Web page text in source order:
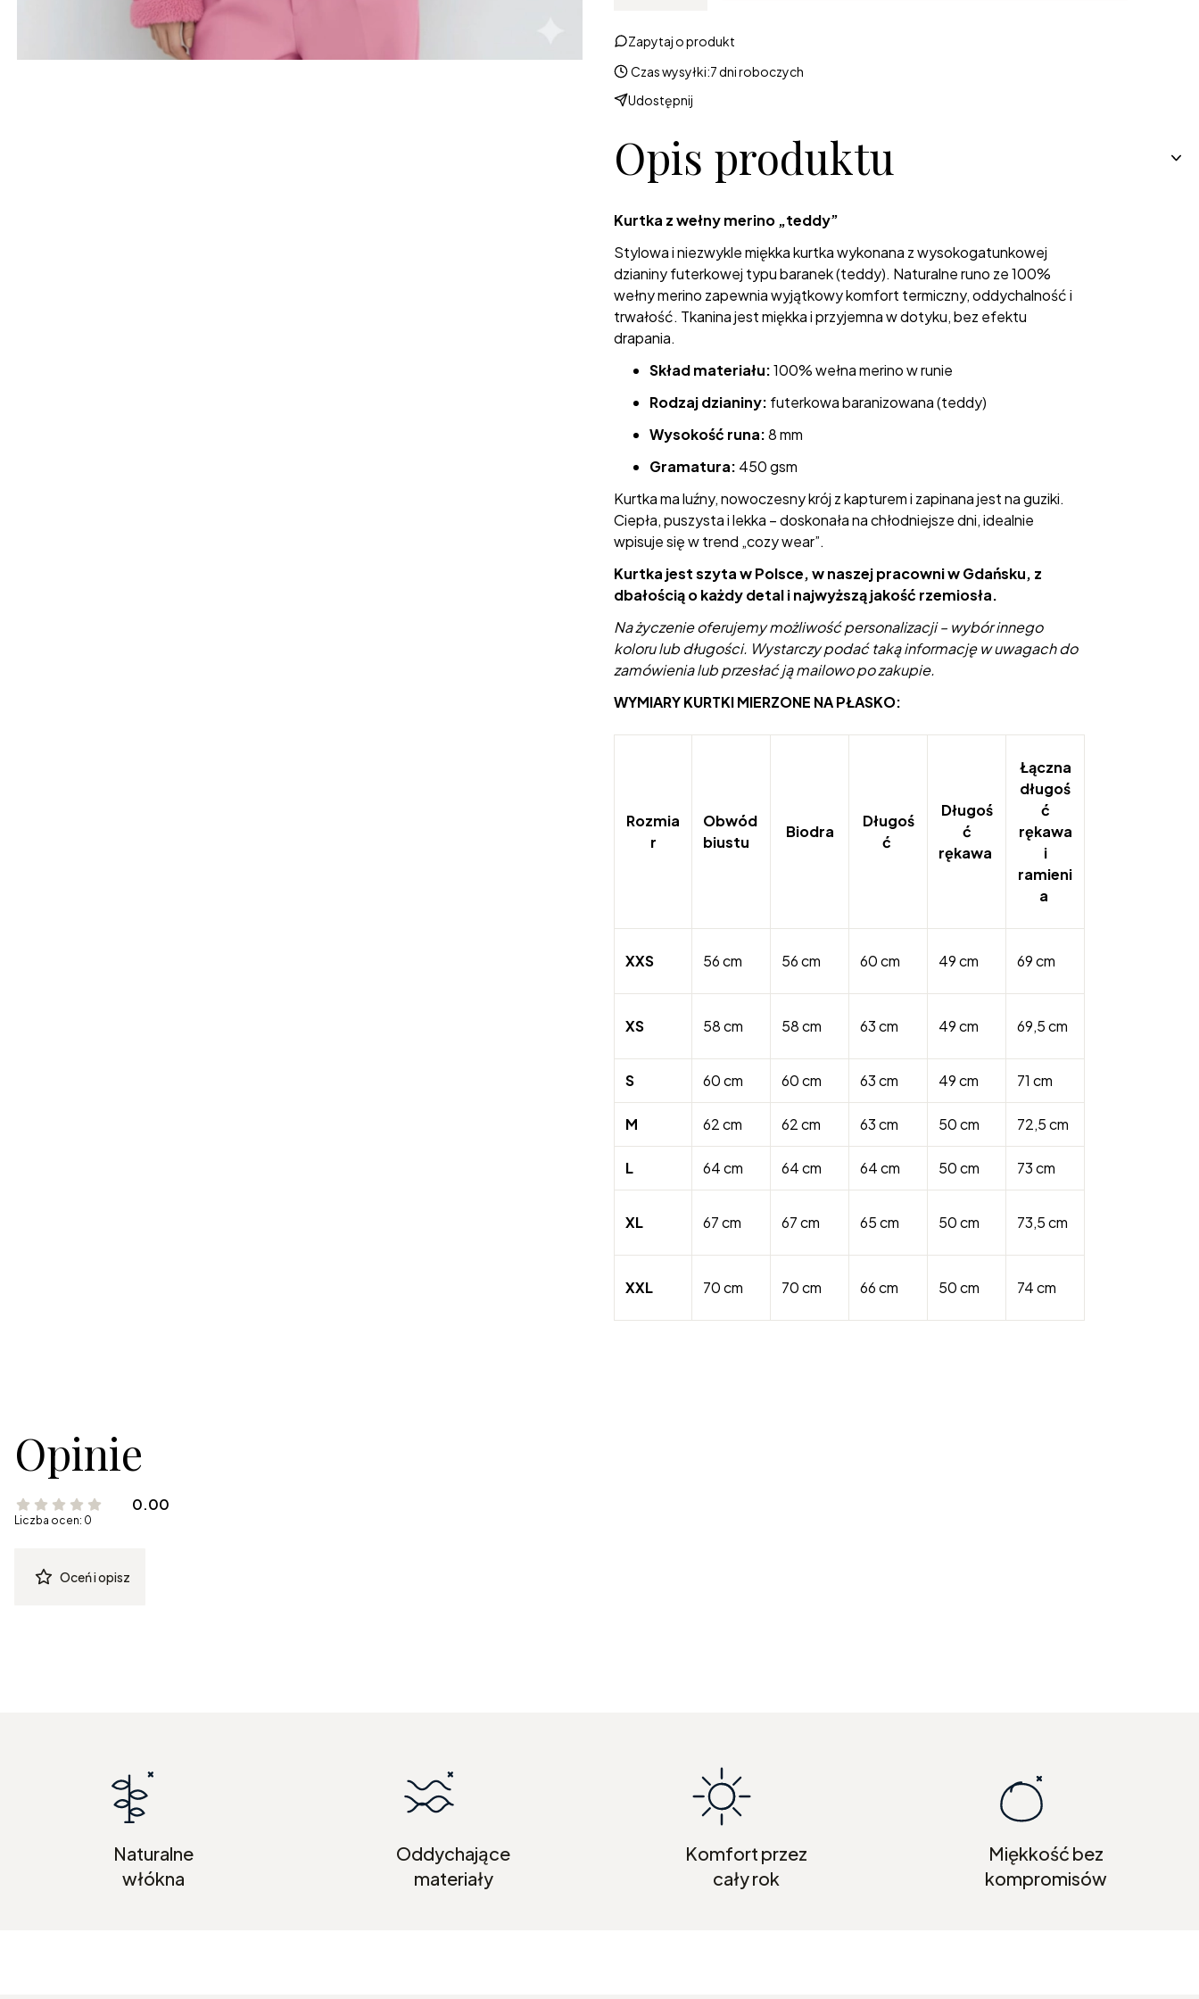
Zapytaj o produkt
Czas wysyłki:7 dni roboczych
Udostępnij
Opis produktu
Kurtka z wełny merino „teddy”
Stylowa i niezwykle miękka kurtka wykonana z wysokogatunkowej
dzianiny futerkowej typu baranek (teddy). Naturalne runo ze 100%
wełny merino zapewnia wyjątkowy komfort termiczny, oddychalność i
trwałość. Tkanina jest miękka i przyjemna w dotyku, bez efektu
drapania.
Skład materiału:100% wełna merino w runie
Rodzaj dzianiny: futerkowa baranizowana (teddy)
Wysokość runa:8 mm
Gramatura: 450 gsm
Kurtka ma luźny, nowoczesny krój z kapturem i zapinana jest na guziki.
Ciepła, puszysta i lekka – doskonała na chłodniejsze dni, idealnie
wpisuje się w trend „cozy wear”.
Kurtka jest szyta w Polsce, w naszej pracowni w Gdańsku, z
dbałością o każdy detal i najwyższą jakość rzemiosła.
Na życzenie oferujemy możliwość personalizacji – wybór innego
koloru lub długości. Wystarczy podać taką informację w uwagach do
zamówienia lub przesłać ją mailowo po zakupie.
WYMIARY KURTKI MIERZONE NA PŁASKO:
Rozmia
r
Obwód
biustu
Biodra
Długoś
ć
Długoś
ć
rękawa
Łączna
długoś
ć
rękawa
i
ramieni
a
XXS 56 cm 56 cm 60 cm 49 cm 69 cm
XS 58 cm 58 cm 63 cm 49 cm 69,5 cm
S 60 cm 60 cm 63 cm 49 cm 71 cm
M 62 cm 62 cm 63 cm 50 cm 72,5 cm
L 64 cm 64 cm 64 cm 50 cm 73 cm
XL 67 cm 67 cm 65 cm 50 cm 73,5 cm
XXL 70 cm 70 cm 66 cm 50 cm 74 cm
Opinie
0.00
Liczba ocen: 0
Oceń i opisz
Naturalne
włókna
Oddychające
materiały
Komfort przez
cały rok
Miękkość bez
kompromisów